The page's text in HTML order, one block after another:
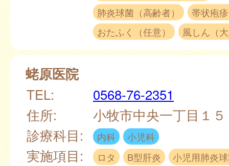
肺炎球菌（高齢者）
帯状疱
おたふく（任意）
風しん（
蛯原医院
TEL:
0568-76-2351
住所:
小牧市中央一丁目１
診療科目:
内科 小児科
実施項目: ロタ B型肝炎
小児用肺炎